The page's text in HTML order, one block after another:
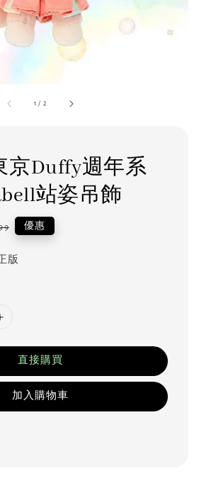
1 / 2
京Duffy週年系
站姿吊飾
優惠
版
直接購買
加入購物車